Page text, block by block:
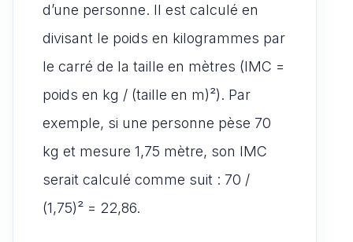
d’une personne. Il est calculé en
divisant le poids en kilogrammes par
le carré de la taille en mètres (IMC =
poids en kg / (taille en m)²). Par
exemple, si une personne pèse 70
kg et mesure 1,75 mètre, son IMC
serait calculé comme suit : 70 /
(1,75)² = 22,86.